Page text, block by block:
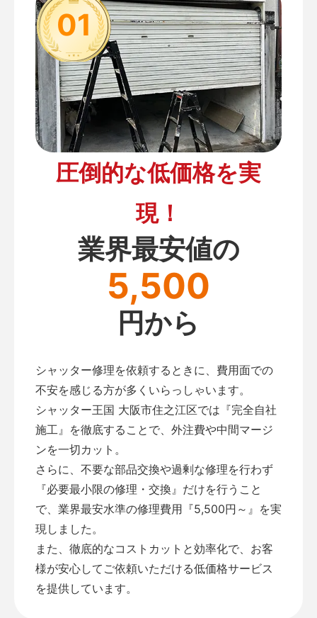
01
圧倒的な低価格を実
現！
業界最安値の
5,500
円から
シャッター修理を依頼するときに、費用面での
不安を感じる方が多くいらっしゃいます。
シャッター王国 大阪市住之江区では『完全自社
施工』を徹底することで、外注費や中間マージ
ンを一切カット。
さらに、不要な部品交換や過剰な修理を行わず
『必要最小限の修理・交換』だけを行うこと
で、業界最安水準の修理費用『5,500円～』を実
現しました。
また、徹底的なコストカットと効率化で、お客
様が安心してご依頼いただける低価格サービス
を提供しています。